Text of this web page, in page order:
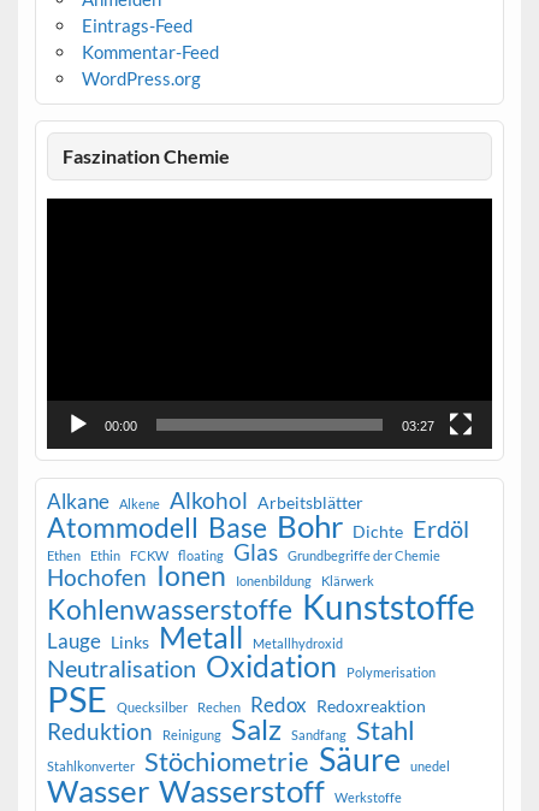
Eintrags-Feed
Kommentar-Feed
WordPress.org
Faszination Chemie
Video-
00:00 03:27
Alkane Alkene Alkohol Arbeitsblätter
Atommodell Base Bohr Dichte Erdöl
Ethen Ethin FCKW floating Glas Grundbegriffe der Chemie
Hochofen Ionen Ionenbildung Klärwerk
Kohlenwasserstoffe Kunststoffe
Lauge Links Metall Metallhydroxid
Neutralisation Oxidation Polymerisation
PSE Quecksilber Rechen Redox Redoxreaktion
Reduktion Reinigung Salz Sandfang Stahl
Stahlkonverter Stöchiometrie Säure unedel
Wasser Wasserstoff Werkstoffe